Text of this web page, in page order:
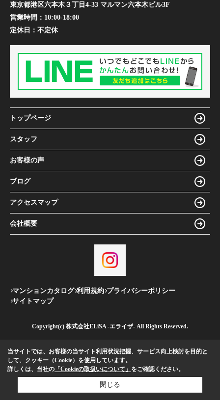
東京都港区六本木３丁目4-33 マルマン六本木ビル3F
営業時間： 10:00-18:00
定休日： 不定休
トップページ
スタッフ
お客様の声
ブログ
アクセスマップ
会社概要
マンションカタログ 利用規約 プライバシーポリシー
サイトマップ
Copyright(c) 株式会社ELiSA -エライザ- All Rights Reserved.
当サイトでは、お客様の当サイト利用状況把握、サービス向上検討を目的と
して、クッキー（Cookie）を使用しています。
詳しくは、当社の 「Cookieの取扱いについて」 をご確認ください。
閉じる